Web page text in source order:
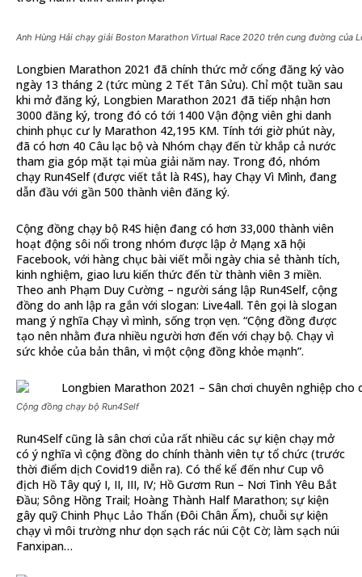
Anh Hùng Hải chạy giải Boston Marathon Virtual Race 2020 trên cung đường của
Longbien Marathon 2021 đã chính thức mở cổng đăng ký vào
ngày 13 tháng 2 (tức mùng 2 Tết Tân Sửu). Chỉ một tuần sau
khi mở đăng ký, Longbien Marathon 2021 đã tiếp nhận hơn
3000 đăng ký, trong đó có tới 1400 Vận động viên ghi danh
chinh phục cư ly Marathon 42,195 KM. Tính tới giờ phút này,
đã có hơn 40 Câu lạc bộ và Nhóm chạy đến từ khắp cả nước
tham gia góp mặt tại mùa giải năm nay. Trong đó, nhóm
chạy Run4Self (được viết tắt là R4S), hay Chạy Vì Mình, đang
dẫn đầu với gần 500 thành viên đăng ký.
Cộng đồng chạy bộ R4S hiện đang có hơn 33,000 thành viên
hoạt động sôi nổi trong nhóm được lập ở Mạng xã hội
Facebook, với hàng chục bài viết mỗi ngày chia sẻ thành tích,
kinh nghiệm, giao lưu kiến thức đến từ thành viên 3 miền.
Theo anh Phạm Duy Cường – người sáng lập Run4Self, cộng
đồng do anh lập ra gắn với slogan: Live4all. Tên gọi là slogan
mang ý nghĩa Chạy vì mình, sống trọn vẹn. “Cộng đồng được
tạo nên nhằm đưa nhiều người hơn đến với chạy bộ. Chạy vì
sức khỏe của bản thân, vì một cộng đồng khỏe mạnh”.
Cộng đồng chạy bộ Run4Self
Run4Self cũng là sân chơi của rất nhiều các sự kiện chạy mở
có ý nghĩa vì cộng đồng do chính thành viên tự tổ chức (trước
thời điểm dịch Covid19 diễn ra). Có thể kể đến như Cup vô
địch Hồ Tây quý I, II, III, IV; Hồ Gươm Run – Nơi Tình Yêu Bắt
Đầu; Sông Hồng Trail; Hoàng Thành Half Marathon; sự kiện
gây quỹ Chinh Phục Lảo Thẩn (Đôi Chân Ấm), chuỗi sự kiện
chạy vì môi trường như dọn sạch rác núi Cột Cờ; làm sạch núi
Fanxipan…